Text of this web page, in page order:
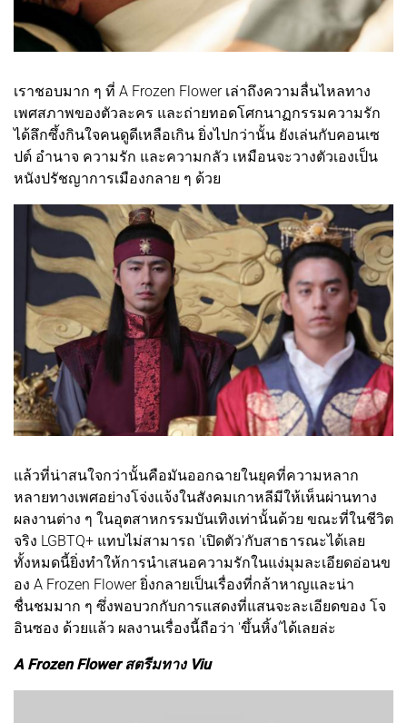
เราชอบมาก ๆ ที่ A Frozen Flower เล่าถึงความลื่นไหลทาง
เพศสภาพของตัวละคร และถ่ายทอดโศกนาฏกรรมความรัก
ได้ลึกซึ้งกินใจคนดูดีเหลือเกิน ยิ่งไปกว่านั้น ยังเล่นกับคอนเซ
ปต์ อำนาจ ความรัก และความกลัว เหมือนจะวางตัวเองเป็น
หนังปรัชญาการเมืองกลาย ๆ ด้วย
แล้วที่น่าสนใจกว่านั้นคือมันออกฉายในยุคที่ความหลาก
หลายทางเพศอย่างโจ่งแจ้งในสังคมเกาหลีมีให้เห็นผ่านทาง
ผลงานต่าง ๆ ในอุตสาหกรรมบันเทิงเท่านั้นด้วย ขณะที่ในชีวิต
จริง LGBTQ+ แทบไม่สามารถ 'เปิดตัว'กับสาธารณะได้เลย
ทั้งหมดนี้ยิ่งทำให้การนำเสนอความรักในแง่มุมละเอียดอ่อนข
อง A Frozen Flower ยิ่งกลายเป็นเรื่องที่กล้าหาญและน่า
ชื่นชมมาก ๆ ซึ่งพอบวกกับการแสดงที่แสนจะละเอียดของ โจ
อินซอง ด้วยแล้ว ผลงานเรื่องนี้ถือว่า 'ขึ้นหิ้ง'ได้เลยล่ะ
A Frozen Flower สตรีมทาง Viu